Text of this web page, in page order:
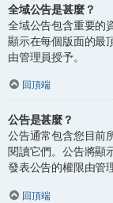
全域公告是甚麼？
全域公告包含重要的
顯示在每個版面的最
由管理員授予。
回頂端
公告是甚麼？
公告通常包含您目前
閱讀它們。公告將顯
發表公告的權限由管
回頂端